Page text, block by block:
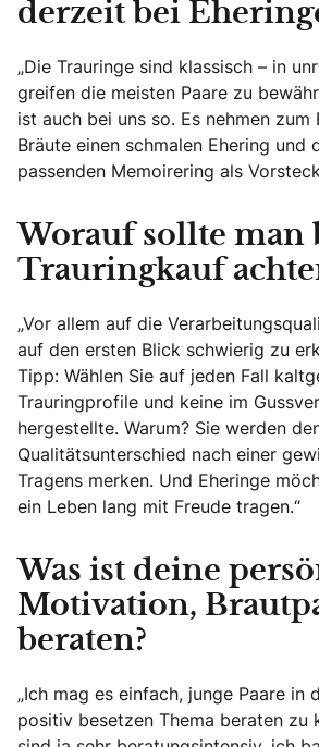
derzeit bei
„Die Trauringe sind klassisch – in
greifen die meisten Paare zu
ist auch bei uns so. Es nehmen zum
Bräute einen schmalen Ehering und
passenden Memoirering als
Worauf sollte man
Trauringkauf
„Vor allem auf die
auf den ersten Blick schwierig zu
Tipp: Wählen Sie auf jeden Fall
Trauringprofile und keine im
hergestellte. Warum? Sie werden
Qualitätsunterschied nach einer
Tragens merken. Und Eheringe
ein Leben lang mit Freude tragen.“
Was ist deine
Motivation,
beraten?
„Ich mag es einfach, junge Paare in
positiv besetzen Thema beraten zu